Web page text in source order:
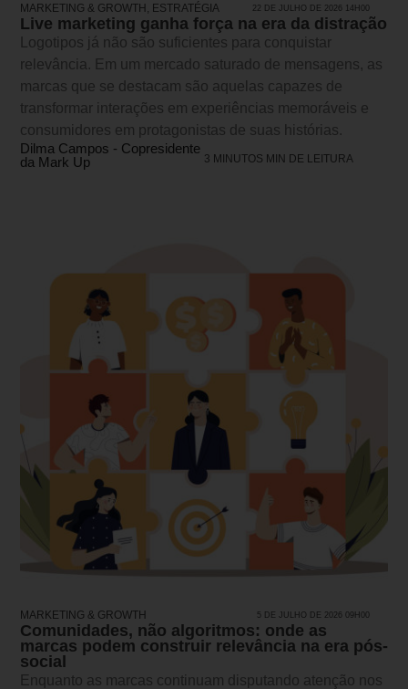
MARKETING & GROWTH ESTRATÉGIA 22 DE JULHO DE 2026 14H00
Live marketing ganha força na era da distração
Logotipos já não são suficientes para conquistar
relevância. Em um mercado saturado de mensagens, as
marcas que se destacam são aquelas capazes de
transformar interações em experiências memoráveis e
consumidores em protagonistas de suas histórias.
Dilma Campos - Copresidente
da Mark Up
3 MINUTOS MIN DE LEITURA
MARKETING & GROWTH 5 DE JULHO DE 2026 09H00
Comunidades, não algoritmos: onde as
marcas podem construir relevância na era pós-
social
Enquanto as marcas continuam disputando atenção nos